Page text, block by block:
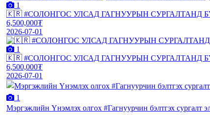
1
🇰🇷 #СОЛОНГОС УЛСАД ГАГНУУРЫН СУРГАЛТАНД
6,500,000₮
2026-07-01
1
🇰🇷 #СОЛОНГОС УЛСАД ГАГНУУРЫН СУРГАЛТАНД
6,500,000₮
2026-07-01
1
Мэргэжлийн Үнэмлэх олгох #Гагнуурчин бэлтгэх сургалт